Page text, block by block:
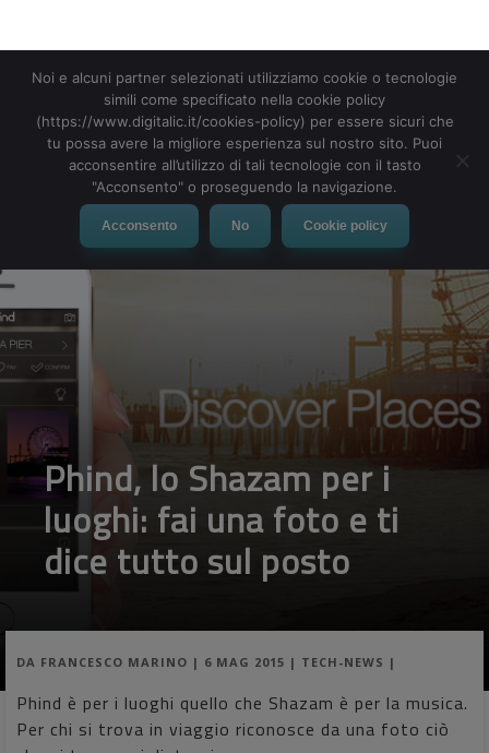
MENU
Phind, lo Shazam per i
luoghi: fai una foto e ti
dice tutto sul posto
Phind è per i luoghi quello che Shazam è per la musica.
Per chi si trova in viaggio riconosce da una foto ciò
che si trova nei dintorni.
simili come specificato nella cookie policy
(https://www.digitalic.it/cookies-policy) per essere sicuri che
tu possa avere la migliore esperienza sul nostro sito. Puoi
acconsentire all’utilizzo di tali tecnologie con il tasto
"Acconsento" o proseguendo la navigazione.
Cookie policy